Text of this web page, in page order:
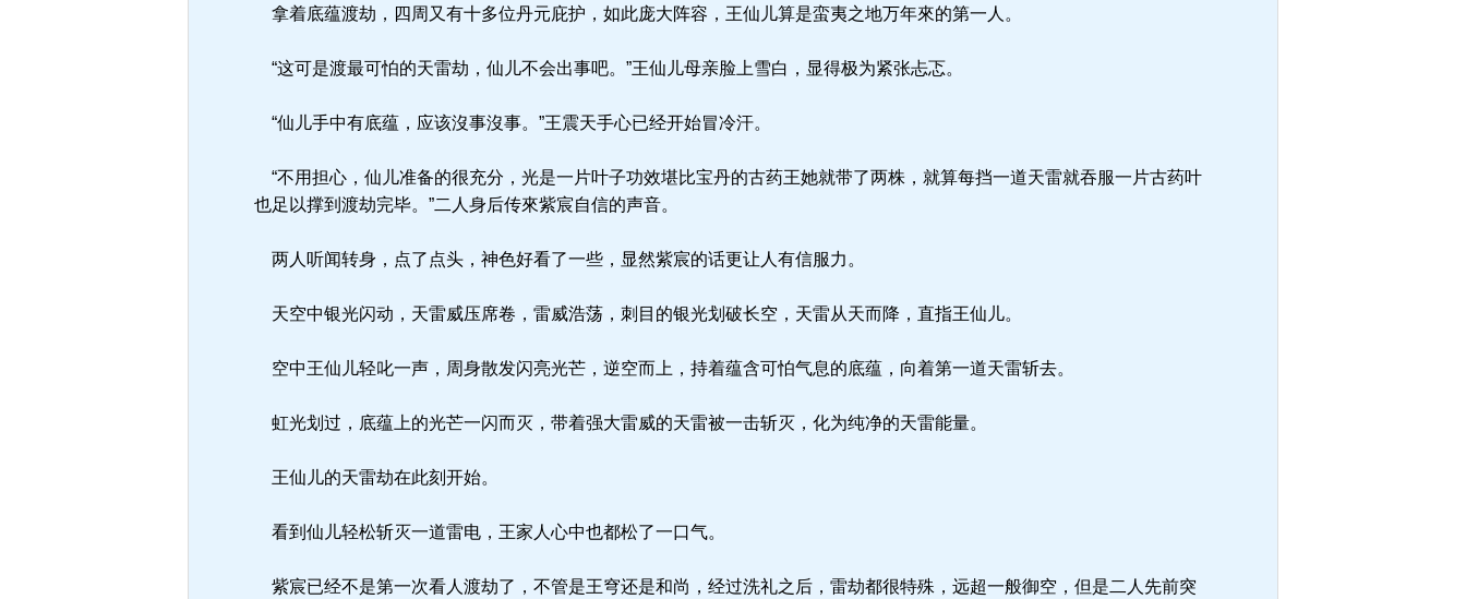
拿着底蕴渡劫，四周又有十多位丹元庇护，如此庞大阵容，王仙儿算是蛮夷之地万年來的第一人。
“这可是渡最可怕的天雷劫，仙儿不会出事吧。”王仙儿母亲脸上雪白，显得极为紧张忐忑。
“仙儿手中有底蕴，应该沒事沒事。”王震天手心已经开始冒冷汗。
“不用担心，仙儿准备的很充分，光是一片叶子功效堪比宝丹的古药王她就带了两株，就算每挡一道天雷就吞服一片古药叶
也足以撑到渡劫完毕。”二人身后传來紫宸自信的声音。
两人听闻转身，点了点头，神色好看了一些，显然紫宸的话更让人有信服力。
天空中银光闪动，天雷威压席卷，雷威浩荡，刺目的银光划破长空，天雷从天而降，直指王仙儿。
空中王仙儿轻叱一声，周身散发闪亮光芒，逆空而上，持着蕴含可怕气息的底蕴，向着第一道天雷斩去。
虹光划过，底蕴上的光芒一闪而灭，带着强大雷威的天雷被一击斩灭，化为纯净的天雷能量。
王仙儿的天雷劫在此刻开始。
看到仙儿轻松斩灭一道雷电，王家人心中也都松了一口气。
紫宸已经不是第一次看人渡劫了，不管是王穹还是和尚，经过洗礼之后，雷劫都很特殊，远超一般御空，但是二人先前突